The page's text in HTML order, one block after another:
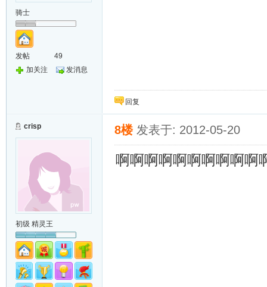
骑士
发帖
49
加关注
发消息
回复
crisp
初级 精灵王
8楼 发表于: 2012-05-20
啊啊啊啊啊啊啊啊啊啊